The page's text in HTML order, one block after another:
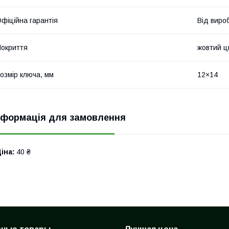
гарантія Від
жовтий
ключа, мм 12×14
для замовлення
40 ₴